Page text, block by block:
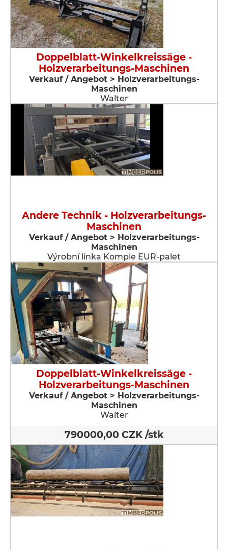
Doppelblatt-Winkelkreissäge -
Holzverarbeitungs-Maschinen
Verkauf / Angebot > Holzverarbeitungs-
Maschinen
Walter
Andere Technik - Holzverarbeitungs-
Maschinen
Verkauf / Angebot > Holzverarbeitungs-
Maschinen
Výrobní linka Komple EUR-palet
Doppelblatt-Winkelkreissäge -
Holzverarbeitungs-Maschinen
Verkauf / Angebot > Holzverarbeitungs-
Maschinen
Walter
790000,00 CZK /stk